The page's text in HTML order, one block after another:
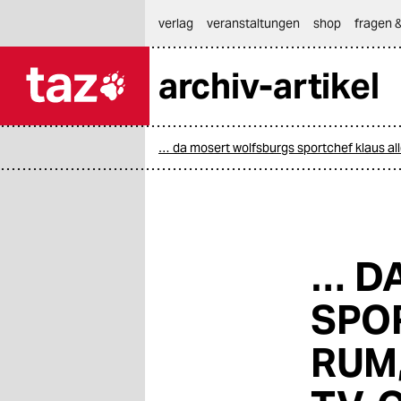
themen
verlag
veranstaltungen shop fragen
archiv-artikel
… da mosert wolfsburgs sportchef klaus
…